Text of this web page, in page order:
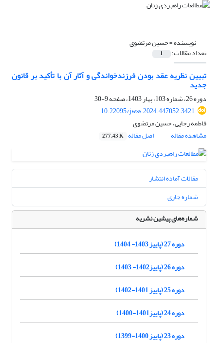
نویسنده =حسین مرتضوی
تعداد مقالات: 1
تبیین نظریه عقد بودن فرزندخواندگی و آثار آن با تأکید بر قانون
جدید
دوره 26، شماره 103، بهار 1403، صفحه
9-30
10.22095/jwss.2024.447052.3421
فاطمه رجایی، حسین مرتضوی
مشاهده مقاله
اصل مقاله 277.43 K
مقالات آماده انتشار
شماره جاری
شماره‌های پیشین نشریه
دوره 27 (پاییز 1403- 1404)
دوره 26 (پاییز1402- 1403)
دوره 25 (پاییز 1401-1402)
دوره 24 (پاییز1401-1400)
دوره 23 (پاییز 1400-1399)